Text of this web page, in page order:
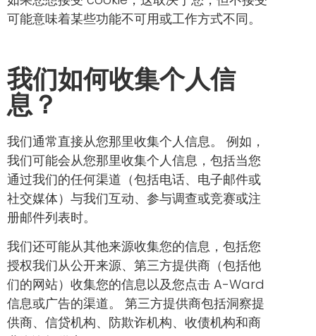
可能意味着某些功能不可用或工作方式不同。
我们如何收集个人信
息？
我们通常直接从您那里收集个人信息。 例如，
我们可能会从您那里收集个人信息，包括当您
通过我们的任何渠道（包括电话、电子邮件或
社交媒体）与我们互动、参与调查或竞赛或注
册邮件列表时。
我们还可能从其他来源收集您的信息，包括您
授权我们从公开来源、第三方提供商（包括他
们的网站）收集您的信息以及您点击 A-Ward
信息或广告的渠道。 第三方提供商包括洞察提
供商、信贷机构、防欺诈机构、收债机构和商